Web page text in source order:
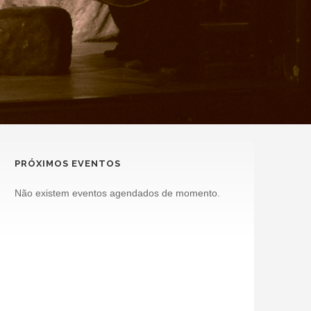
PRÓXIMOS EVENTOS
Não existem eventos agendados de momento.